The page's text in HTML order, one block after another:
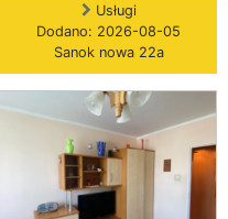
Usługi
Dodano: 2026-08-05
Sanok nowa 22a